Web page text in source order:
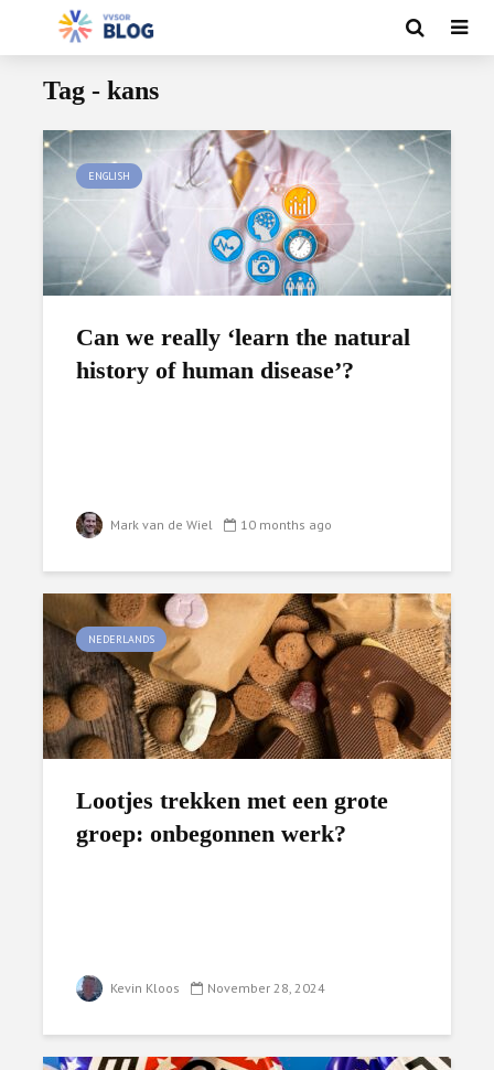
Tag - kans
ENGLISH
Can we really ‘learn the natural
history of human disease’?
Mark van de Wiel 10 months ago
NEDERLANDS
Lootjes trekken met een grote
groep: onbegonnen werk?
Kevin Kloos November 28, 2024